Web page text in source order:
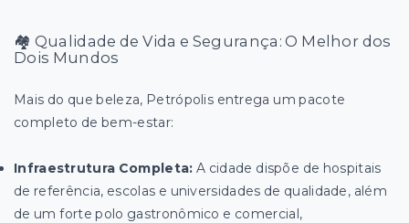
🏘️ Qualidade de Vida e Segurança: O Melhor dos
Dois Mundos
Mais do que beleza, Petrópolis entrega um pacote
completo de bem-estar:
Infraestrutura Completa: A cidade dispõe de hospitais
de referência, escolas e universidades de qualidade, além
de um forte polo gastronômico e comercial,